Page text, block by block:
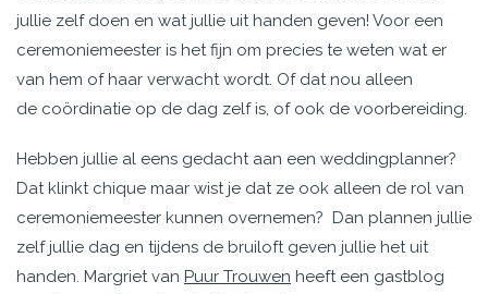
jullie zelf doen en wat jullie uit handen geven! Voor een
ceremoniemeester is het fijn om precies te weten wat er
van hem of haar verwacht wordt. Of dat nou alleen
de coördinatie op de dag zelf is, of ook de voorbereiding.
Hebben jullie al eens gedacht aan een weddingplanner?
Dat klinkt chique maar wist je dat ze ook alleen de rol van
ceremoniemeester kunnen overnemen? Dan plannen jullie
zelf jullie dag en tijdens de bruiloft geven jullie het uit
handen. Margriet van Puur Trouwen heeft een gastblog